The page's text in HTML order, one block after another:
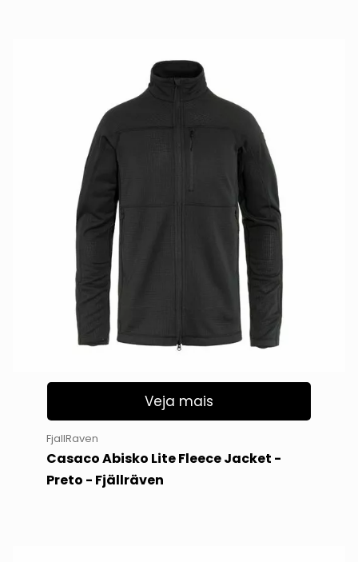
Veja mais
FjallRaven
Casaco Abisko Lite Fleece Jacket -
Preto - Fjällräven